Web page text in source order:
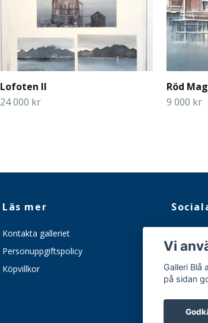
Lofoten II
24 000 kr
Röd
9 000 kr
Läs mer
Kontakta galleriet
Personuppgiftspolicy
Köpvillkor
Vi
Galleri Blå
på sidan